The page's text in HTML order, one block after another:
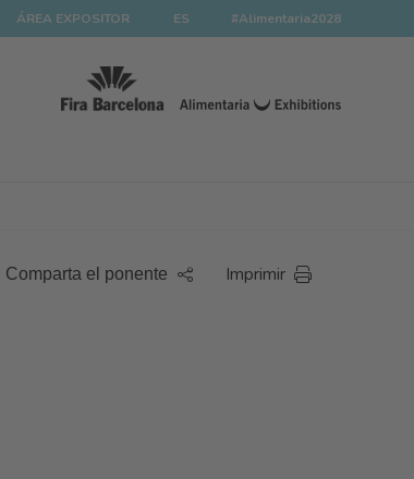
ÁREA EXPOSITOR ES #Alimentaria2028
Comparta el ponente Imprimir